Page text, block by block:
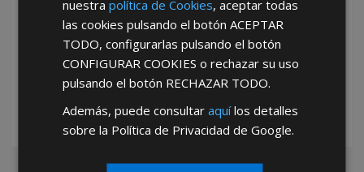
*Abstenerse particulares, sólo venta a tiendas y empresas minoristas y
nuestrapolítica de Cookies, aceptar todas
las cookies pulsando el botónACEPTAR
TODO, configurarlas pulsando el botón
CONFIGURAR COOKIES o rechazar su uso
pulsando el botón RECHAZAR TODO.
Además, puede consultaraquílos detalles
sobre la Política de Privacidad de Google.